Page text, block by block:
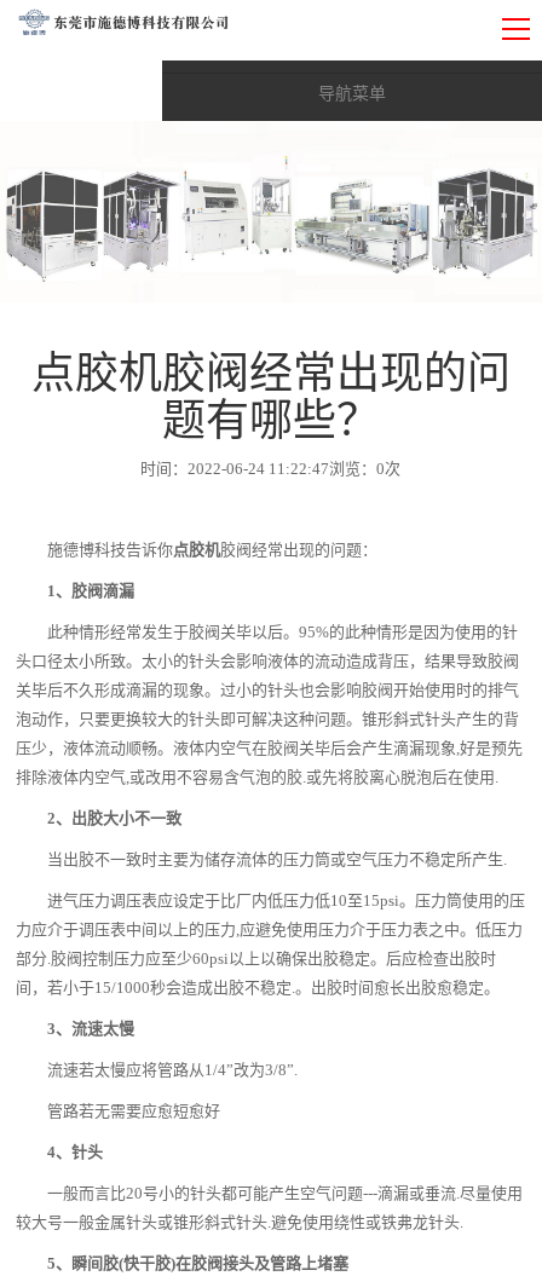
导航菜单
Toggle submenu (综合实力)
综合实力
Toggle submenu (产品与技术)
产品与技术
Toggle submenu (新闻资讯)
新闻资讯
战略合作伙伴
点胶机胶阀经常出现的问
题有哪些？
时间：2022-06-24 11:22:47浏览：0次
施德博科技告诉你点胶机胶阀经常出现的问题：
1、胶阀滴漏
此种情形经常发生于胶阀关毕以后。95%的此种情形是因为使用的针
头口径太小所致。太小的针头会影响液体的流动造成背压，结果导致胶阀
关毕后不久形成滴漏的现象。过小的针头也会影响胶阀开始使用时的排气
泡动作，只要更换较大的针头即可解决这种问题。锥形斜式针头产生的背
压少，液体流动顺畅。液体内空气在胶阀关毕后会产生滴漏现象,好是预先
排除液体内空气,或改用不容易含气泡的胶.或先将胶离心脱泡后在使用.
2、出胶大小不一致
当出胶不一致时主要为储存流体的压力筒或空气压力不稳定所产生.
进气压力调压表应设定于比厂内低压力低10至15psi。压力筒使用的压
力应介于调压表中间以上的压力,应避免使用压力介于压力表之中。低压力
部分.胶阀控制压力应至少60psi以上以确保出胶稳定。后应检查出胶时
间，若小于15/1000秒会造成出胶不稳定.。出胶时间愈长出胶愈稳定。
3、流速太慢
流速若太慢应将管路从1/4”改为3/8”.
管路若无需要应愈短愈好
4、针头
一般而言比20号小的针头都可能产生空气问题---滴漏或垂流.尽量使用
较大号一般金属针头或锥形斜式针头.避免使用绕性或铁弗龙针头.
5、瞬间胶(快干胶)在胶阀接头及管路上堵塞